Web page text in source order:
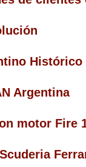
Histórico
Argentina
motor Fire